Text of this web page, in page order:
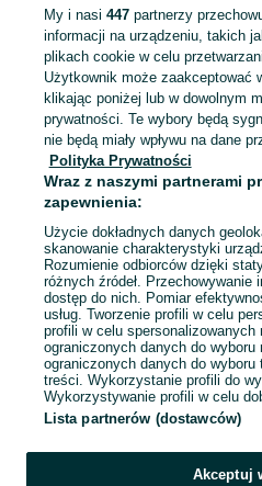
Mapa miejscowości
Mapa ministron
Popularne wyszukiwania
My i nasi 447partnerzy
informacji na urządzeniu, takich
plikach cookie w celu
Użytkownik może zaakceptować
klikając poniżej lub w dowolnym
prywatności. Te wybory będą
nie będą miały wpływu na dane
Polityka Prywatności
Wraz z naszymi partnerami
zapewnienia:
Użycie dokładnych danych
skanowanie charakterystyki
Rozumienie odbiorców dzięki
różnych źródeł. Przechowywanie
dostęp do nich. Pomiar
usług. Tworzenie profili w celu
profili w celu
ograniczonych danych do
ograniczonych danych do
treści. Wykorzystanie profili do
Wykorzystywanie profili w celu
Lista partnerów (dostawców)
Akceptuj